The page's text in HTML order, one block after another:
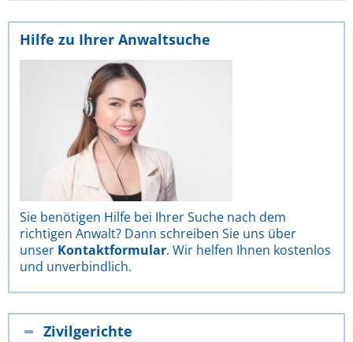
Hilfe zu Ihrer Anwaltsuche
Sie benötigen Hilfe bei Ihrer Suche nach dem
richtigen Anwalt? Dann schreiben Sie uns über
unser Kontaktformular. Wir helfen Ihnen kostenlos
und unverbindlich.
Zivilgerichte